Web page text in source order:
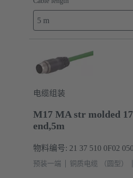
5 m
电缆组装
M17 MA str molded
end,5m
物料编号: 21 37 510 0F02
预装一端 铜质电缆 （圆型）